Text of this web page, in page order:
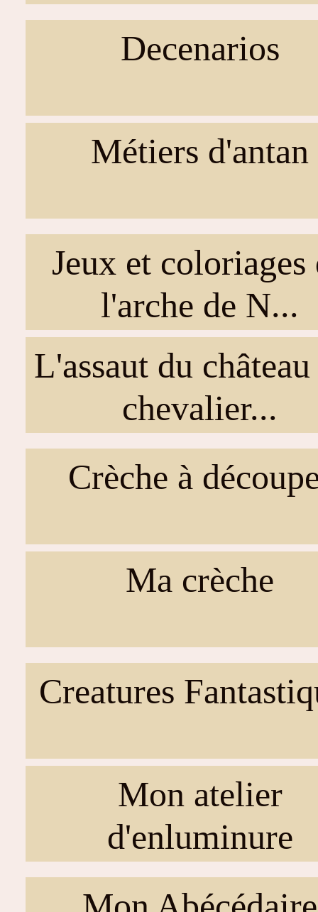
Decenarios
Métiers d'antan
Jeux et coloriages
l'arche de N...
L'assaut du château
chevalier...
Crèche à
Ma crèche
Creatures
Mon atelier
d'enluminure